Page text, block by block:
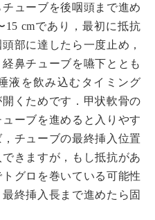
ューブを後咽頭まで進め
15 cmであり，最初に抵抗
部に達したら一度止め，
鼻チューブを嚥下ととも
液を飲み込むタイミング
くためです．甲状軟骨の
ーブを進めると入りやす
チューブの最終挿入位置
きますが，もし抵抗があ
グロを巻いている可能性
終挿入長まで進めたら固